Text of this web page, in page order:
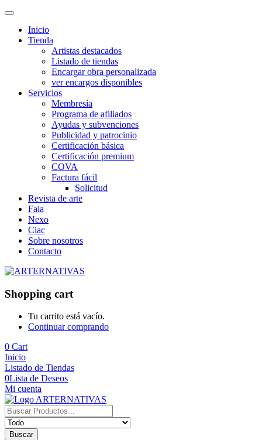
Inicio
Tienda
Artistas destacados
Listado de tiendas
Encargar obra personalizada
ver encargos disponibles
Servicios
Membresía
Programa de afiliados
Ayudas y subvenciones
Publicidad y patrocinio
Certificación básica
Certificación premium
COVA
Factura fácil
Solicitud
Revista de arte
Faia
Nexo
Ciac
Sobre nosotros
Contacto
Shopping cart
Tu carrito está vacío.
Continuar comprando
0 Cart
Inicio
Listado de Tiendas
0Lista de Deseos
Mi cuenta
Buscar